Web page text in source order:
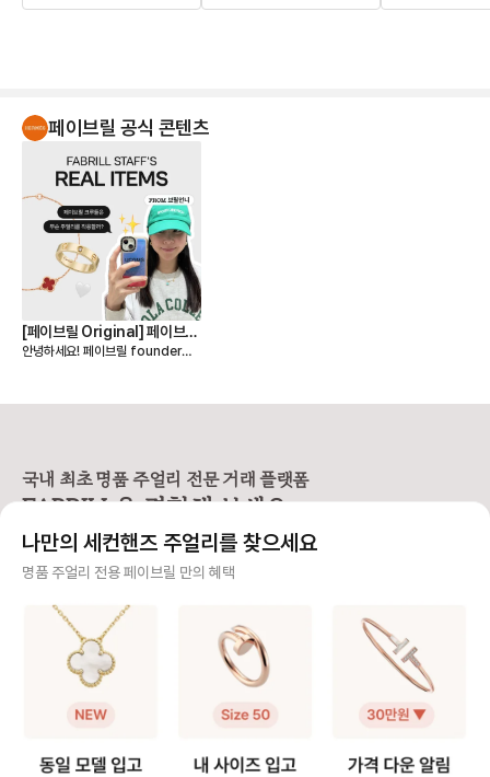
아주 기분좋은 구매를 하
페이브릴 공식 콘텐츠
[페이브릴 Original] 페이브릴
크루들은 무슨 주얼리를 착용할
안녕하세요! 페이브릴 founder이
품 주얼리 전문 거래 플랫폼, 페이브
별한 서비스를 만들어가고 있는 페이
브릴 크루들은 무슨 주얼리를 착용하
은 과연 어떤 주얼리를 선택했을지,
제가 소개해드릴게요! 리얼 모먼트의
있는 팀원들을 본의아니게 방해하고
"잠깐만"을 외쳐가며 사진을 찍어댄
부분에 대해서는 . . . . . . . . 무척 뿌
듯하게 생각합니다✌️ Ps. 위 친구들
은 페이브릴 합류 시점 주얼리에 크
국내 최초 명품 주얼리 전문 거래 플랫폼
FABRILL을 경험해 보세요.
사기 걱정 없는 안전 결제
니면 반환해 드려요.
주얼리 전문 이중 검수
주얼리 검수에 특화된 페이브릴 검수팀과 전문 감정사가 컨디션 및 정품 여부를 철저하고 꼼꼼하
게 확인해요.
나만의 세컨핸즈 주얼리를 찾으세요
명품 주얼리 전용 페이브릴 만의 혜택